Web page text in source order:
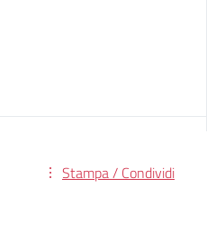
Stampa / Condividi